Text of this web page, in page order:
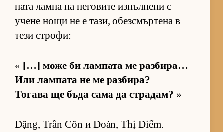
ната лампа на не­го­вите из­пъл­нени с
учене нощи не е та­зи, обез­смър­тена в
тези стро­фи:
« […] може би лам­пата ме раз­би­ра…
Или лам­пата не ме раз­би­ра?
То­гава ще бъда сама да стра­дам? »
Đặng, Trần Côn и Đoàn, Thị Điểm.